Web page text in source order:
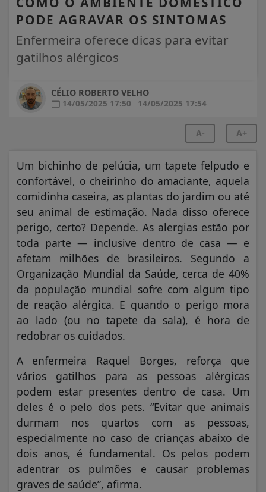
PODE AGRAVAR OS SINTOMAS
Enfermeira oferece dicas para evitar
gatilhos alérgicos
CÉLIO ROBERTO VELHO
14/05/2025 17:50
14/05/2025 17:54
A- A+
Um bichinho de pelúcia, um tapete felpudo e
confortável, o cheirinho do amaciante, aquela
comidinha caseira, as plantas do jardim ou até
seu animal de estimação. Nada disso oferece
perigo, certo? Depende. As alergias estão por
toda parte — inclusive dentro de casa — e
afetam milhões de brasileiros. Segundo a
Organização Mundial da Saúde, cerca de 40%
da população mundial sofre com algum tipo
de reação alérgica. E quando o perigo mora
ao lado (ou no tapete da sala), é hora de
redobrar os cuidados.
A enfermeira Raquel Borges, reforça que
vários gatilhos para as pessoas alérgicas
podem estar presentes dentro de casa. Um
deles é o pelo dos pets. “Evitar que animais
durmam nos quartos com as pessoas,
especialmente no caso de crianças abaixo de
dois anos, é fundamental. Os pelos podem
adentrar os pulmões e causar problemas
graves de saúde”, afirma.